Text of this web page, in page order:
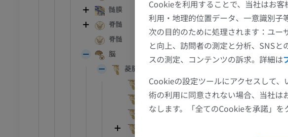
髄膜
脊髄
脊髄
脳
菱脳
表面の特徴
内部の特徴
髄脳；延髄；球
前足MRI
MRI
プレミアム
下肢MRI
MRI
プレミアム
下肢X線
X線画像
肩関節
MRI
プレミアム
手関節
MRI
プレミアム
Cookieを利用することで、当社はお客
利用・地理的位置データ、一意識別子
次の目的のために処理されます：ユ
と向上、訪問者の測定と分析、SNS
スの測定、コンテンツの訴求。詳細は
Cookieの設定ツールにアクセスして
術の利用に同意されない場合、当社
なします。「全てのCookieを承諾」を